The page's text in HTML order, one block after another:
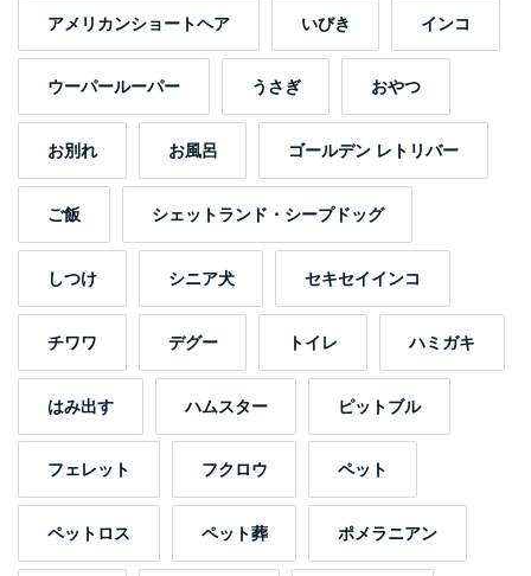
アメリカンショートヘア いびき インコ
ウーパールーパー うさぎ おやつ
お別れ お風呂 ゴールデン レトリバー
ご飯 シェットランド・シープドッグ
しつけ シニア犬 セキセイインコ
チワワ デグー トイレ ハミガキ
はみ出す ハムスター ピットブル
フェレット フクロウ ペット
ペットロス ペット葬 ポメラニアン